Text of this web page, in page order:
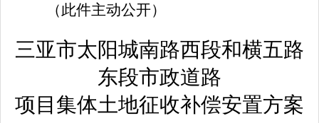
（此件主动公开）
三亚市太阳城南路西段和横五路
东段市政道路
项目集体土地征收补偿安置方案